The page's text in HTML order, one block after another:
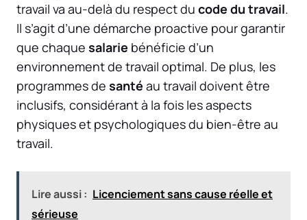
travail va au-delà du respect du code du travail.
Il s’agit d’une démarche proactive pour garantir
que chaque salarie bénéficie d’un
environnement de travail optimal. De plus, les
programmes de santé au travail doivent être
inclusifs, considérant à la fois les aspects
physiques et psychologiques du bien-être au
travail.
Lire aussi : Licenciement sans cause réelle et
sérieuse